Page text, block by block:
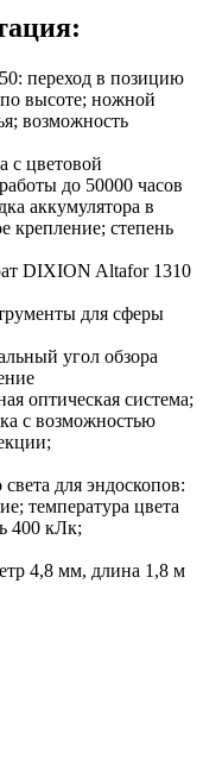
переход в позицию
высоте; ножной
возможность
с цветовой
до 50000 часов
аккумулятора в
крепление; степень
DIXION Altafor 1310
для сферы
угол обзора
оптическая система;
с возможностью
для эндоскопов:
температура цвета
400 кЛк;
4,8 мм, длина 1,8 м